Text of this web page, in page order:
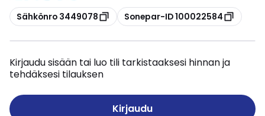
Kopioi
Sähkönro 3449078 Kopioi
Sonepar-ID 100022584
Kirjaudu sisään tai luo tili tarkistaaksesi hinnan ja
tehdäksesi tilauksen
Kirjaudu